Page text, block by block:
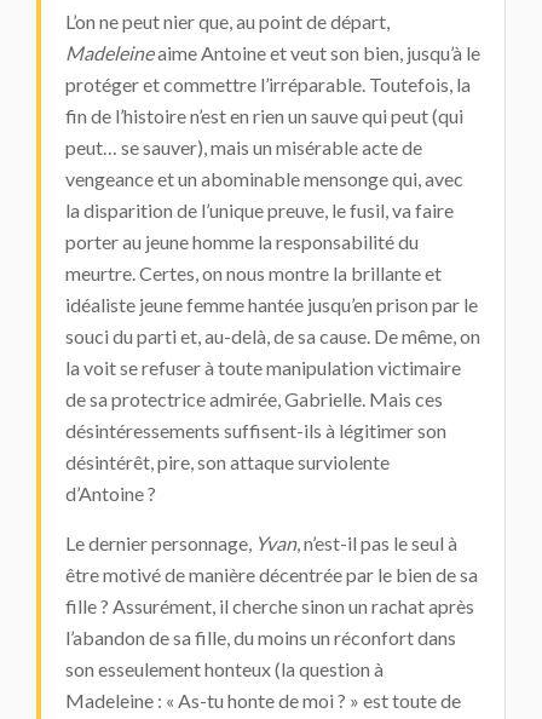
L’on ne peut nier que, au point de départ,
Madeleineaime Antoine et veut son bien, jusqu’à le
protéger et commettre l’irréparable. Toutefois, la
fin de l’histoire n’est en rien un sauve qui peut (qui
peut… se sauver), mais un misérable acte de
vengeance et un abominable mensonge qui, avec
la disparition de l’unique preuve, le fusil, va faire
porter au jeune homme la responsabilité du
meurtre. Certes, on nous montre la brillante et
idéaliste jeune femme hantée jusqu’en prison par le
souci du parti et, au-delà, de sa cause. De même, on
la voit se refuser à toute manipulation victimaire
de sa protectrice admirée, Gabrielle. Mais ces
désintéressements suffisent-ils à légitimer son
désintérêt, pire, son attaque surviolente
d’Antoine ?
Le dernier personnage, Yvan, n’est-il pas le seul à
être motivé de manière décentrée par le bien de sa
fille ? Assurément, il cherche sinon un rachat après
l’abandon de sa fille, du moins un réconfort dans
son esseulement honteux (la question à
Madeleine : « As-tu honte de moi ? » est toute de